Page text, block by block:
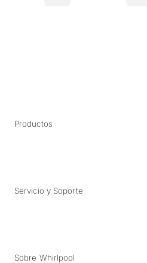
Productos
Servicio y Soporte
Sobre Whirlpool